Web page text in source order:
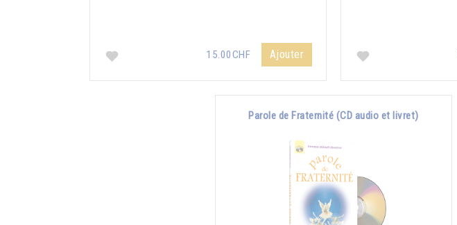
15.00CHF Ajouter
Parole de Fraternité (CD audio et livret)